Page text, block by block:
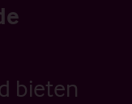
bieten